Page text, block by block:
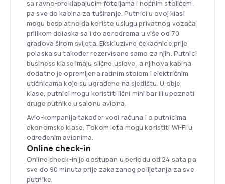
sa ravno-preklapajućim foteljama i noćnim stolićem,
pa sve do kabina za tuširanje. Putnici u ovoj klasi
mogu besplatno da koriste uslugu privatnog vozača
prilikom dolaska sa i do aerodroma u više od 70
gradova širom svijeta. Ekskluzivne čekaonice prije
polaska su također rezervisane samo za njih. Putnici
business klase imaju slične uslove, a njihova kabina
dodatno je opremljena radnim stolom i električnim
utičnicama koje su ugrađene na sjedištu. U obje
klase, putnici mogu koristiti lični mini bar ili upoznati
druge putnike u salonu aviona.
Avio-kompanija također vodi računa i o putnicima
ekonomske klase. Tokom leta mogu koristiti Wi-Fi u
određenim avionima.
Online check-in
Online check-in je dostupan u periodu od 24 sata pa
sve do 90 minuta prije zakazanog polijetanja za sve
putnike.